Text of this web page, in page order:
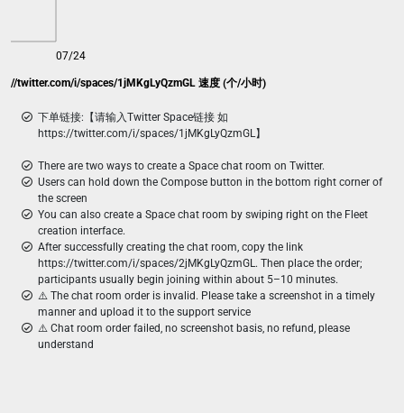
twitter.com/i/spaces/1jMKgLyQzmGL 速度 (个/小时)
07/24
下单链接:【请输入Twitter Space链接 如
https://twitter.com/i/spaces/1jMKgLyQzmGL】
There are two ways to create a Space chat room on Twitter.
Users can hold down the Compose button in the bottom right corner of
the screen
You can also create a Space chat room by swiping right on the Fleet
creation interface.
After successfully creating the chat room, copy the link
https://twitter.com/i/spaces/2jMKgLyQzmGL. Then place the order;
participants usually begin joining within about 5–10 minutes.
⚠️ The chat room order is invalid. Please take a screenshot in a timely
manner and upload it to the support service
⚠️ Chat room order failed, no screenshot basis, no refund, please
understand